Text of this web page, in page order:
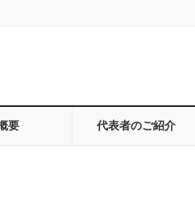
要 代表者のご紹介